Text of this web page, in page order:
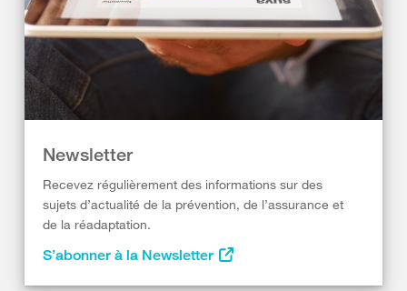
Newsletter
Recevez régulièrement des informations sur des
sujets d’actualité de la prévention, de l’assurance et
de la réadaptation.
S’abonner à la Newsletter